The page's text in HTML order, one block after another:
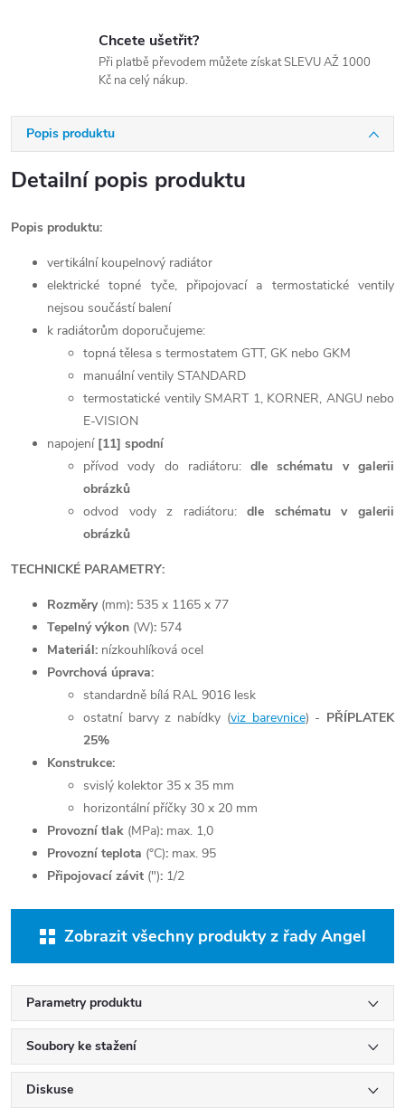
Chcete ušetřit?
Při platbě převodem můžete získat SLEVU AŽ 1000
Kč na celý nákup.
Popis produktu
Detailní popis produktu
Popis produktu:
vertikální koupelnový radiátor
elektrické topné tyče, připojovací a termostatické ventily
nejsou součástí balení
k radiátorům doporučujeme:
topná tělesa s termostatem GTT, GK nebo GKM
manuální ventily STANDARD
termostatické ventily SMART 1, KORNER, ANGU nebo
E-VISION
napojení [11] spodní
přívod vody do radiátoru:dle schématu v galerii
obrázků
odvod vody z radiátoru:dle schématu v galerii
obrázků
TECHNICKÉ PARAMETRY:
Rozměry (mm): 535 x 1165 x 77
Tepelný výkon (W): 574
Materiál: nízkouhlíková ocel
Povrchová úprava:
standardně bílá RAL 9016 lesk
ostatní barvy z nabídky (viz barevnice) - PŘÍPLATEK
25%
Konstrukce:
svislý kolektor 35 x 35 mm
horizontální příčky 30 x 20 mm
Provozní tlak (MPa): max. 1,0
Provozní teplota (°C): max. 95
Připojovací závit ("): 1/2
Zobrazit všechny produkty z řady Angel
Parametry produktu
Soubory ke stažení
Diskuse